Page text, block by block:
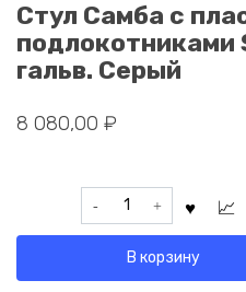
Стул Самба с
подлокотниками
гальв. Серый
8 080,00 ₽
Количество
товара
В корзину